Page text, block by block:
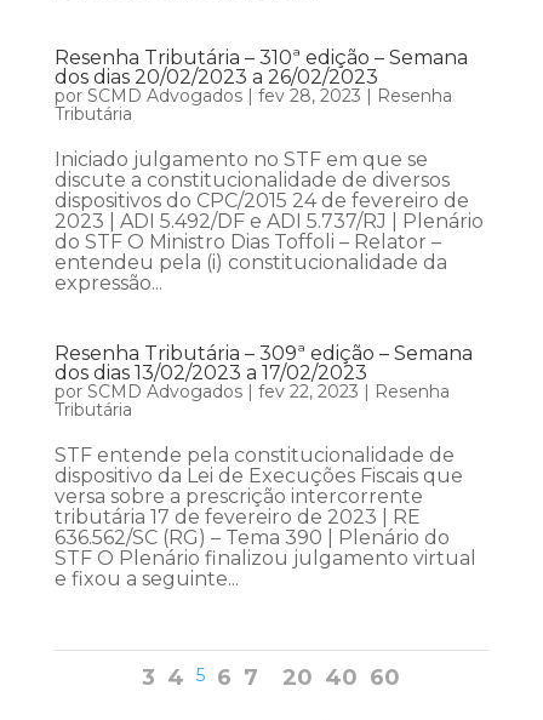
Resenha Tributária – 310ª edição – Semana
dos dias 20/02/2023 a 26/02/2023
por SCMD Advogados| fev 28, 2023 | Resenha
Tributária
Iniciado julgamento no STF em que se
discute a constitucionalidade de diversos
dispositivos do CPC/2015 24 de fevereiro de
2023 | ADI 5.492/DF e ADI 5.737/RJ | Plenário
do STF O Ministro Dias Toffoli – Relator –
entendeu pela (i) constitucionalidade da
expressão...
Resenha Tributária – 309ª edição – Semana
dos dias 13/02/2023 a 17/02/2023
por SCMD Advogados| fev 22, 2023 | Resenha
Tributária
STF entende pela constitucionalidade de
dispositivo da Lei de Execuções Fiscais que
versa sobre a prescrição intercorrente
tributária 17 de fevereiro de 2023 | RE
636.562/SC (RG) – Tema 390 | Plenário do
STF O Plenário finalizou julgamento virtual
e fixou a seguinte...
3 4 5 6 7 20 40 60